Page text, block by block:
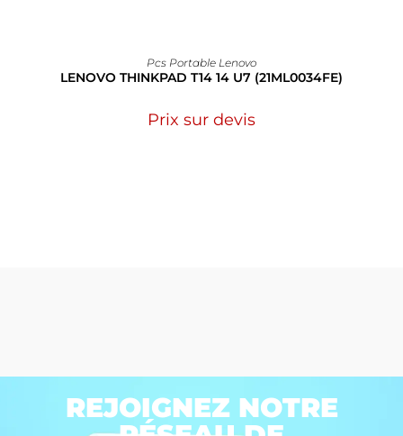
Pcs Portable Lenovo
LENOVO THINKPAD T14 14 U7 (21ML0034FE)
Prix sur devis
REJOIGNEZ NOTRE